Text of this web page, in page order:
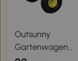
Outsunny
Gartenwagen